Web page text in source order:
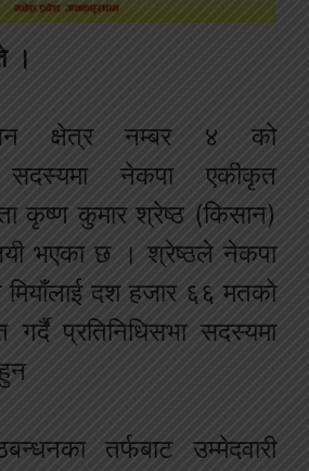
।
क्षेत्र नम्बर ४ को
सदस्यमा नेकपा एकीकृत
कृष्ण कुमार श्रेष्ठ (किसान)
भएका छ । श्रेष्ठले नेकपा
दश हजार ६६ मतको
गर्दै प्रतिनिधिसभा सदस्यमा
तर्फबाट उम्मेदवारी